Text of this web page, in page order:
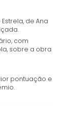
de Ana
com
sobre a obra
pontuação e